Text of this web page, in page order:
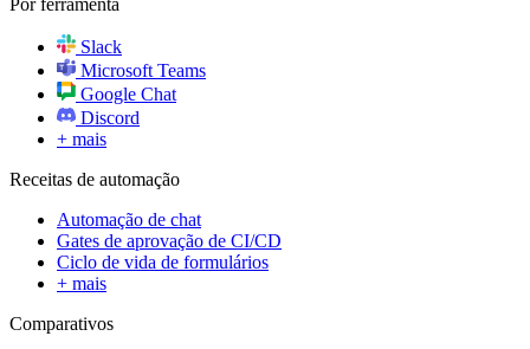
Por ferramenta
Slack
Microsoft Teams
Google Chat
Discord
+ mais
Receitas de automação
Automação de chat
Gates de aprovação de CI/CD
Ciclo de vida de formulários
+ mais
Comparativos